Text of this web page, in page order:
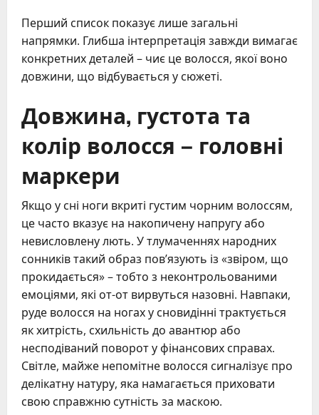
Перший список показує лише загальні
напрямки. Глибша інтерпретація завжди вимагає
конкретних деталей – чиє це волосся, якої воно
довжини, що відбувається у сюжеті.
Довжина, густота та
колір волосся – головні
маркери
Якщо у сні ноги вкриті густим чорним волоссям,
це часто вказує на накопичену напругу або
невисловлену лють. У тлумаченнях народних
сонників такий образ пов’язують із «звіром, що
прокидається» – тобто з неконтрольованими
емоціями, які от-от вирвуться назовні. Навпаки,
руде волосся на ногах у сновидінні трактується
як хитрість, схильність до авантюр або
несподіваний поворот у фінансових справах.
Світле, майже непомітне волосся сигналізує про
делікатну натуру, яка намагається приховати
свою справжню сутність за маскою.